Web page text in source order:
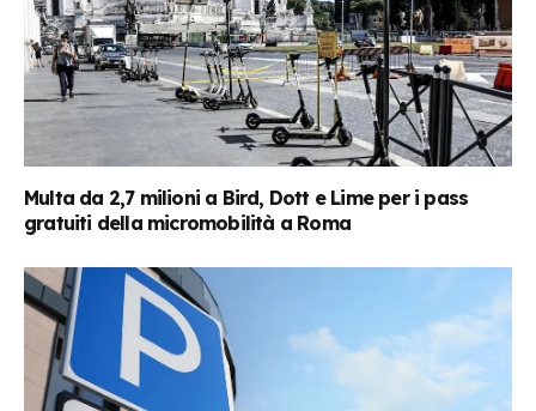
Multa da 2,7 milioni a Bird, Dott e Lime per i pass
gratuiti della micromobilità a Roma